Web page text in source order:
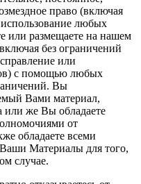
право (включая
любых
или размещаете на нашем
без ограничений
или
с помощью любых
Вы
Вами материал,
или же Вы обладаете
от
обладаете всеми
Материалы для того,
случае.